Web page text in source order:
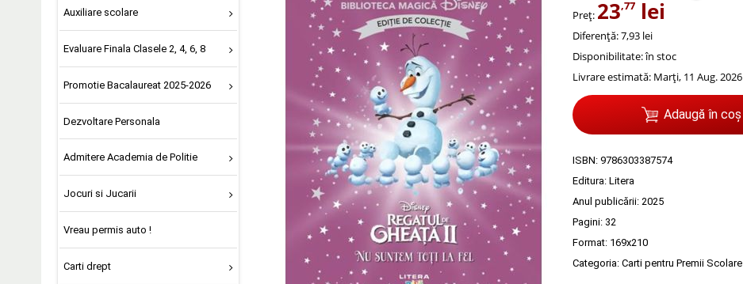
Auxiliare scolare
Evaluare Finala Clasele 2, 4, 6, 8
Promotie Bacalaureat 2025-2026
Dezvoltare Personala
Admitere Academia de Politie
Jocuri si Jucarii
Vreau permis auto !
Carti drept
Preț: 23,77 lei
Diferență: 7,93 lei
Disponibilitate:în stoc
Livrare estimată: Marți, 11 Aug. 2026
Adaugă în coș
ISBN: 9786303387574
Editura: Litera
Anul publicării: 2025
Pagini: 32
Format: 169x210
Categoria: Carti pentru Premii Scolare